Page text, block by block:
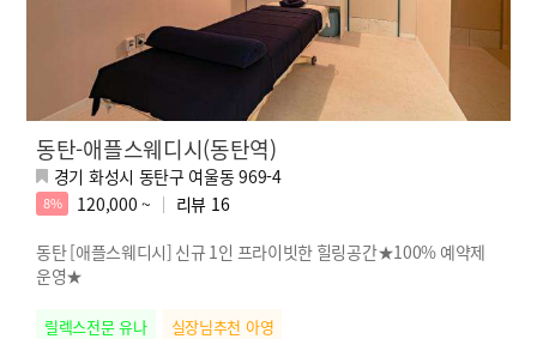
동탄-애플스웨디시(동탄역)
경기 화성시 동탄구 여울동 969-4
8% 120,000 ~ 리뷰 16
동탄 [애플스웨디시] 신규 1인 프라이빗한 힐링공간★100% 예약제
운영★
릴렉스전문 유나 실장님추천 아영